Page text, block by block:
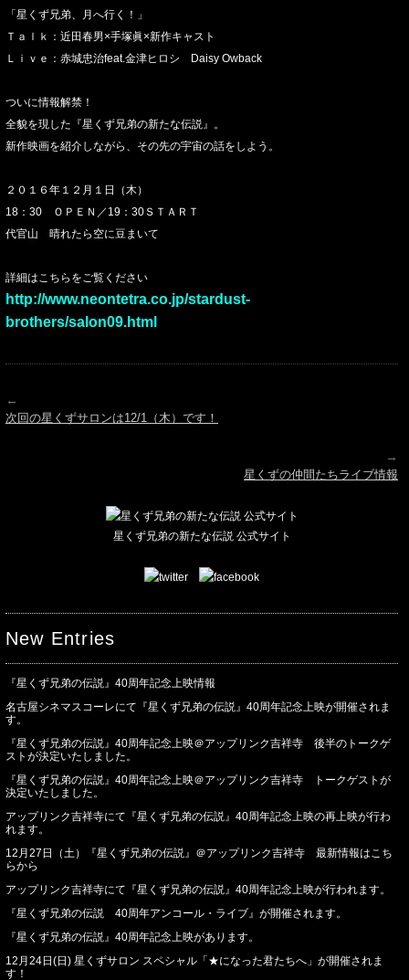
「星くず兄弟、月へ行く！」
Ｔａｌｋ：近田春男×手塚眞×新作キャスト
Ｌｉｖｅ：赤城忠治feat.金津ヒロシ Daisy Owback
ついに情報解禁！
全貌を現した『星くず兄弟の新たな伝説』。
新作映画を紹介しながら、その先の宇宙の話をしよう。
２０１６年１２月１日（木）
18：30 ＯＰＥＮ／19：30ＳＴＡＲＴ
代官山 晴れたら空に豆まいて
詳細はこちらをご覧ください
http://www.neontetra.co.jp/stardust-
brothers/salon09.html
←
次回の星くずサロンは12/1（木）です！
→
星くずの仲間たちライブ情報
星くず兄弟の新たな伝説 公式サイト
New Entries
『星くず兄弟の伝説』40周年記念上映情報
名古屋シネマスコーレにて『星くず兄弟の伝説』40周年記念上映が開催されま
す。
『星くず兄弟の伝説』40周年記念上映＠アップリンク吉祥寺 後半のトークゲ
ストが決定いたしました。
『星くず兄弟の伝説』40周年記念上映＠アップリンク吉祥寺 トークゲストが
決定いたしました。
アップリンク吉祥寺にて『星くず兄弟の伝説』40周年記念上映の再上映が行わ
れます。
12月27日（土）『星くず兄弟の伝説』＠アップリンク吉祥寺 最新情報はこち
らから
アップリンク吉祥寺にて『星くず兄弟の伝説』40周年記念上映が行われます。
『星くず兄弟の伝説 40周年アンコール・ライブ』が開催されます。
『星くず兄弟の伝説』40周年記念上映があります。
12月24日(日) 星くずサロン スペシャル「★になった君たちへ」が開催されま
す！